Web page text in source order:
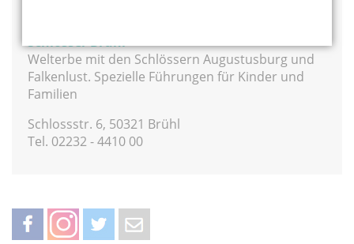
Schlösser Brühl
Welterbe mit den Schlössern Augustusburg und
Falkenlust. Spezielle Führungen für Kinder und
Familien
Schlossstr. 6, 50321 Brühl
Tel. 02232 - 4410 00